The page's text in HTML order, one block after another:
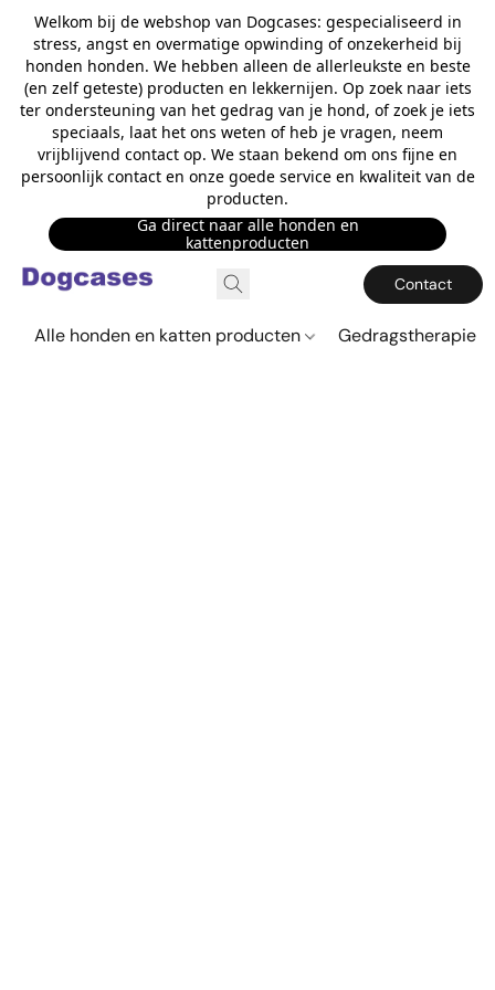
Welkom bij de webshop van Dogcases: gespecialiseerd in
stress, angst en overmatige opwinding of onzekerheid bij
honden honden. We hebben alleen de allerleukste en beste
(en zelf geteste) producten en lekkernijen. Op zoek naar iets
ter ondersteuning van het gedrag van je hond, of zoek je iets
speciaals, laat het ons weten of heb je vragen, neem
vrijblijvend contact op. We staan bekend om ons fijne en
persoonlijk contact en onze goede service en kwaliteit van de
producten.
Ga direct naar alle honden en
kattenproducten
Contact
Alle honden en katten producten Gedragstherapie